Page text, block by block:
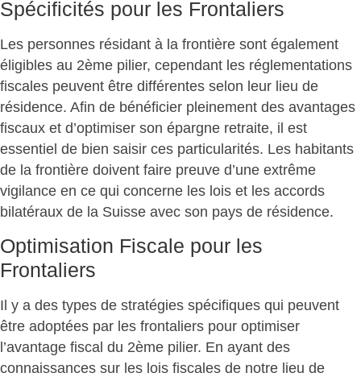
Spécificités pour les Frontaliers
Les personnes résidant à la frontière sont également
éligibles au 2ème pilier, cependant les réglementations
fiscales peuvent être différentes selon leur lieu de
résidence. Afin de bénéficier pleinement des avantages
fiscaux et d’optimiser son épargne retraite, il est
essentiel de bien saisir ces particularités. Les habitants
de la frontière doivent faire preuve d’une extrême
vigilance en ce qui concerne les lois et les accords
bilatéraux de la Suisse avec son pays de résidence.
Optimisation Fiscale pour les
Frontaliers
Il y a des types de stratégies spécifiques qui peuvent
être adoptées par les frontaliers pour optimiser
l’avantage fiscal du 2ème pilier. En ayant des
connaissances sur les lois fiscales de notre lieu de